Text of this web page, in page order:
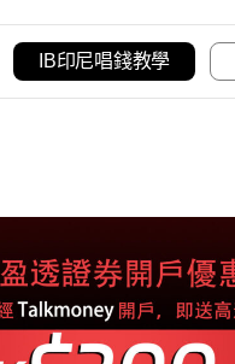
IB印尼唱錢教學